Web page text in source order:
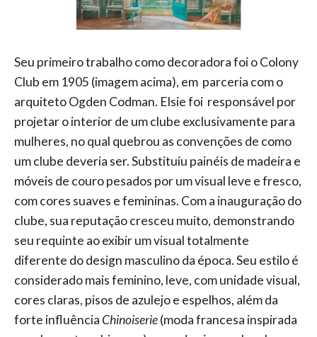
Seu primeiro trabalho como decoradora foi o Colony
Club em 1905 (imagem acima), em parceria com o
arquiteto Ogden Codman. Elsie foi responsável por
projetar o interior de um clube exclusivamente para
mulheres, no qual quebrou as convenções de como
um clube deveria ser. Substituiu painéis de madeira e
móveis de couro pesados por um visual leve e fresco,
com cores suaves e femininas. Com a inauguração do
clube, sua reputação cresceu muito, demonstrando
seu requinte ao exibir um visual totalmente
diferente do design masculino da época. Seu estilo é
considerado mais feminino, leve, com unidade visual,
cores claras, pisos de azulejo e espelhos, além da
forte influênciaChinoiserie(moda francesa inspirada